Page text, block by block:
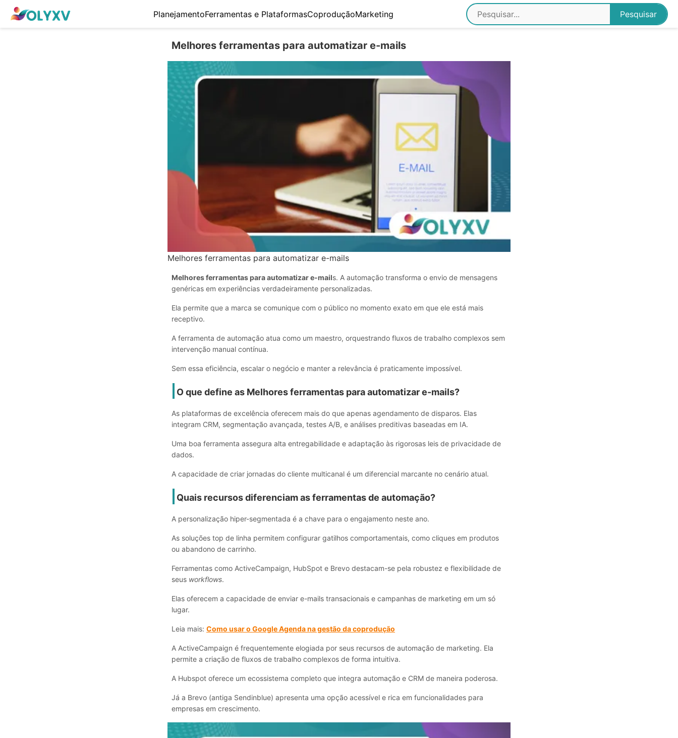
PlanejamentoFerramentas e PlataformasCoproduçãoMarketing
Melhores ferramentas para automatizar e-mails
Melhores ferramentas para automatizar e-mails
Melhores ferramentas para automatizar e-mails. A automação transforma o envio de mensagens
genéricas em experiências verdadeiramente personalizadas.
Ela permite que a marca se comunique com o público no momento exato em que ele está mais
receptivo.
A ferramenta de automação atua como um maestro, orquestrando fluxos de trabalho complexos sem
intervenção manual contínua.
Sem essa eficiência, escalar o negócio e manter a relevância é praticamente impossível.
O que define as Melhores ferramentas para automatizar e-mails?
As plataformas de excelência oferecem mais do que apenas agendamento de disparos. Elas
integram CRM, segmentação avançada, testes A/B, e análises preditivas baseadas em IA.
Uma boa ferramenta assegura alta entregabilidade e adaptação às rigorosas leis de privacidade de
dados.
A capacidade de criar jornadas do cliente multicanal é um diferencial marcante no cenário atual.
Quais recursos diferenciam as ferramentas de automação?
A personalização hiper-segmentada é a chave para o engajamento neste ano.
As soluções top de linha permitem configurar gatilhos comportamentais, como cliques em produtos
ou abandono de carrinho.
Ferramentas como ActiveCampaign, HubSpot e Brevo destacam-se pela robustez e flexibilidade de
seus workflows.
Elas oferecem a capacidade de enviar e-mails transacionais e campanhas de marketing em um só
lugar.
Leia mais: Como usar o Google Agenda na gestão da coprodução
A ActiveCampaign é frequentemente elogiada por seus recursos de automação de marketing. Ela
permite a criação de fluxos de trabalho complexos de forma intuitiva.
A Hubspot oferece um ecossistema completo que integra automação e CRM de maneira poderosa.
Já a Brevo (antiga Sendinblue) apresenta uma opção acessível e rica em funcionalidades para
empresas em crescimento.